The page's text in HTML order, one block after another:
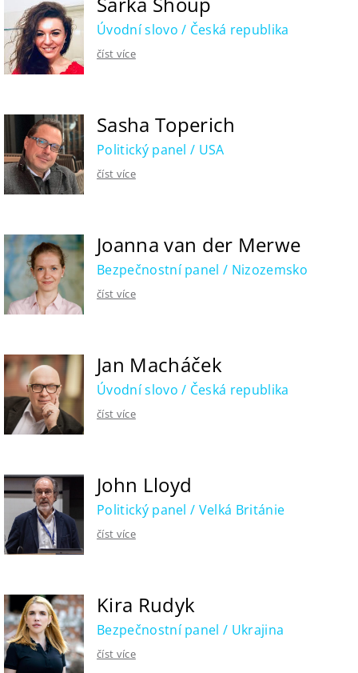
Úvodní slovo / Česká republika
číst více
Sasha Toperich
Politický panel / USA
číst více
Joanna van der Merwe
Bezpečnostní panel / Nizozemsko
číst více
Jan Macháček
Úvodní slovo / Česká republika
číst více
John Lloyd
Politický panel / Velká Británie
číst více
Kira Rudyk
Bezpečnostní panel / Ukrajina
číst více